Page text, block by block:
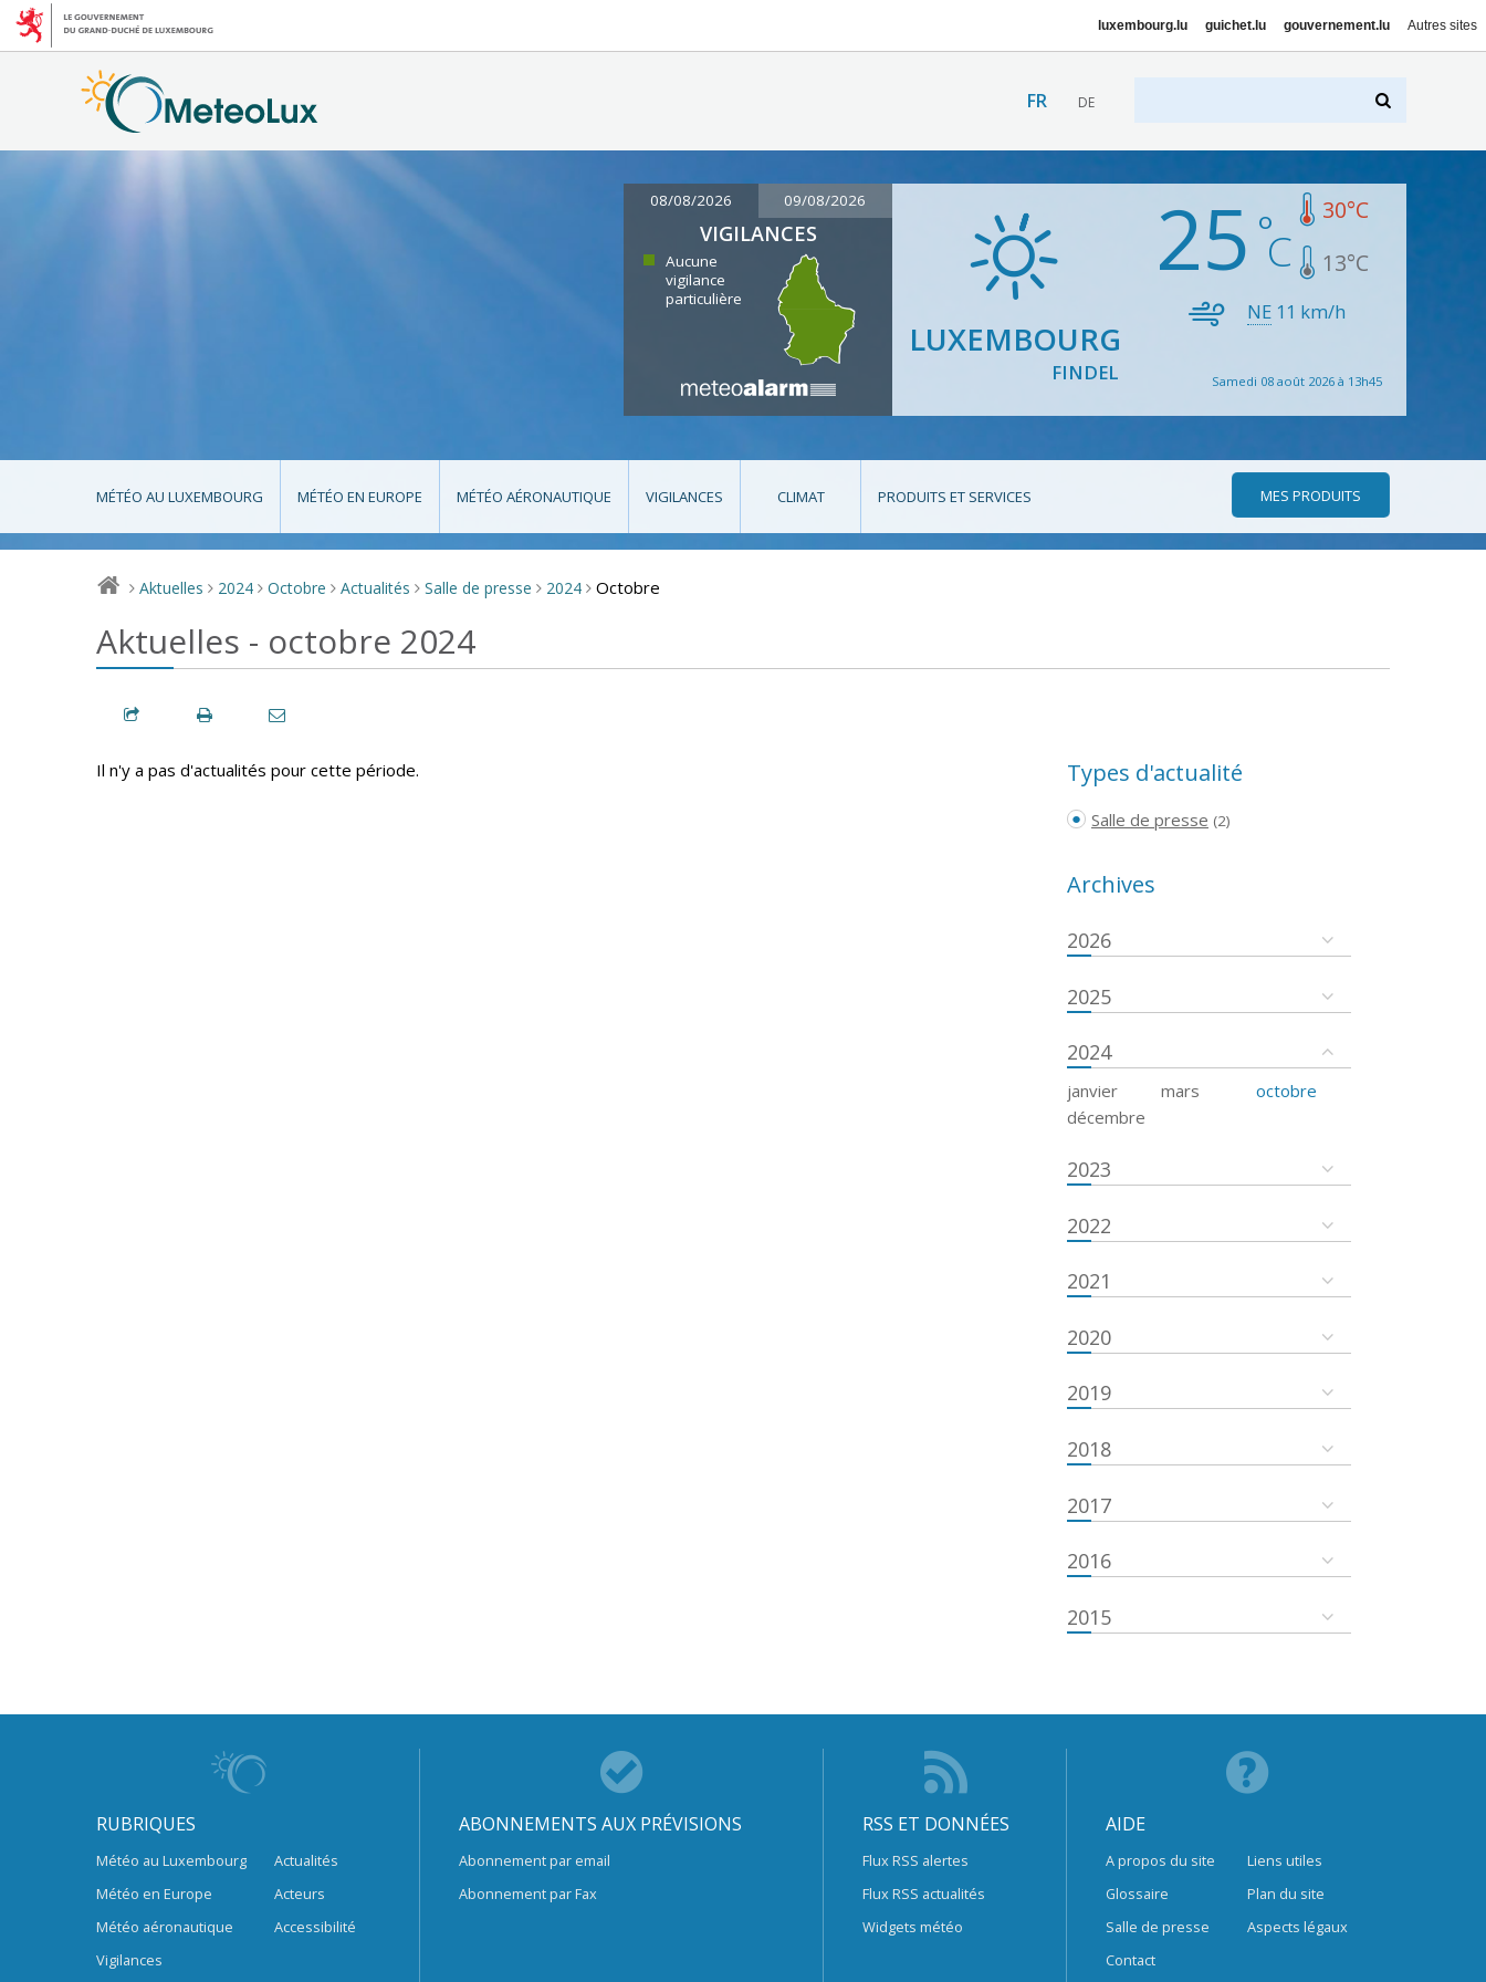
luxembourg.lu guichet.lu gouvernement.lu Autres sites
FR DE
08/08/2026 09/08/2026
VIGILANCES
Aucune
vigilance
particulière
LUXEMBOURG
FINDEL
25 30°C
13°C
NE 11 km/h
Samedi 08 août 2026 à 13h45
MÉTÉO AU LUXEMBOURG MÉTÉO EN EUROPE MÉTÉO AÉRONAUTIQUE VIGILANCES CLIMAT PRODUITS ET SERVICES MES PRODUITS
> Aktuelles > 2024 > Octobre > Actualités > Salle de presse > 2024 > Octobre
Aktuelles - octobre 2024
Il n'y a pas d'actualités pour cette période. Types d'actualité
Salle de presse (2)
Archives
2026
2025
2024
janvier mars
octobre
décembre
2023
2022
2021
2020
2019
2018
2017
2016
2015
RUBRIQUES
Météo au Luxembourg
Météo en Europe
Météo aéronautique
Vigilances
Actualités
Acteurs
Accessibilité
ABONNEMENTS AUX PRÉVISIONS
Abonnement par email
Abonnement par Fax
RSS ET DONNÉES
Flux RSS alertes
Flux RSS actualités
Widgets météo
AIDE
A propos du site
Glossaire
Salle de presse
Contact
Liens utiles
Plan du site
Aspects légaux